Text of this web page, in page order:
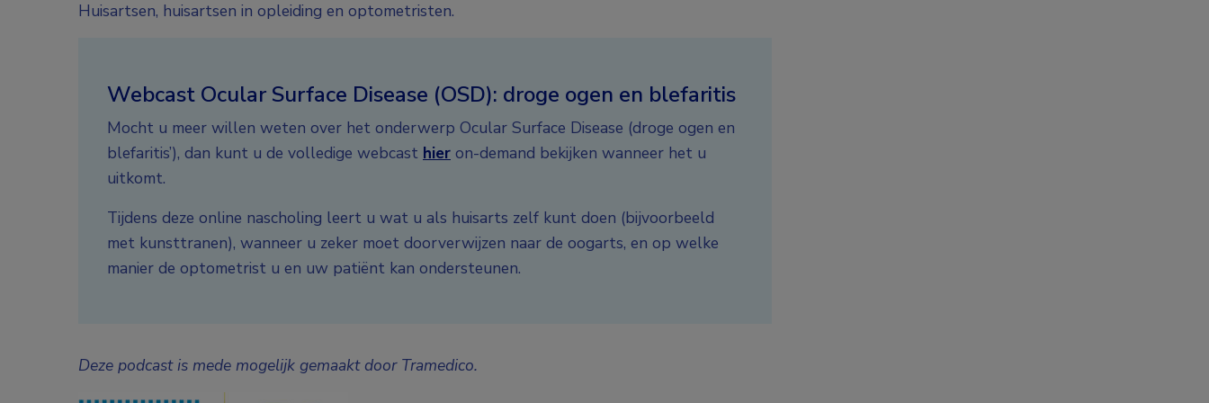
Huisartsen, huisartsen in opleiding en optometristen.
Webcast Ocular Surface Disease (OSD): droge ogen en blefaritis
Mocht u meer willen weten over het onderwerp Ocular Surface Disease (droge ogen en
blefaritis’), dan kunt u de volledige webcast hier on-demand bekijken wanneer het u
uitkomt.
Tijdens deze online nascholing leert u wat u als huisarts zelf kunt doen (bijvoorbeeld
met kunsttranen), wanneer u zeker moet doorverwijzen naar de oogarts, en op welke
manier de optometrist u en uw patiënt kan ondersteunen.
Deze podcast is mede mogelijk gemaakt door Tramedico.